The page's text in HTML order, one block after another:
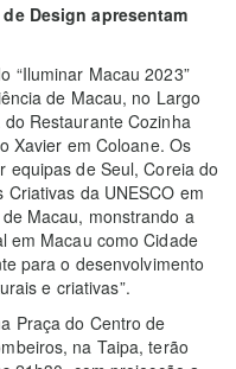
Design apresentam
“Iluminar Macau 2023”
de Macau, no Largo
Restaurante Cozinha
Xavier em Coloane. Os
equipas de Seul, Coreia do
da UNESCO em
Macau, monstrando a
em Macau como Cidade
para o desenvolvimento
e criativas”.
Praça do Centro de
na Taipa, terão